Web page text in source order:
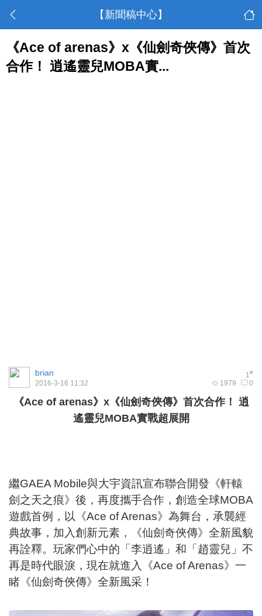
【新聞稿中心】
《Ace of arenas》x《仙劍奇俠傳》首次
合作！ 逍遙靈兒MOBA實...
1#
brian
1979 0
2016-3-16 11:32
《Ace of arenas》x《仙劍奇俠傳》首次合作！ 逍
遙靈兒MOBA實戰超展開
繼GAEA Mobile與大宇資訊宣布聯合開發《軒轅
劍之天之痕》後，再度攜手合作，創造全球MOBA
遊戲首例，以《Ace of Arenas》為舞台，承襲經
典故事，加入創新元素，《仙劍奇俠傳》全新風貌
再詮釋。玩家們心中的「李逍遙」和「趙靈兒」不
再是時代眼淚，現在就進入《Ace of Arenas》一
睹《仙劍奇俠傳》全新風采！